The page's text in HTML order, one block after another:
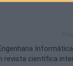
revista científica